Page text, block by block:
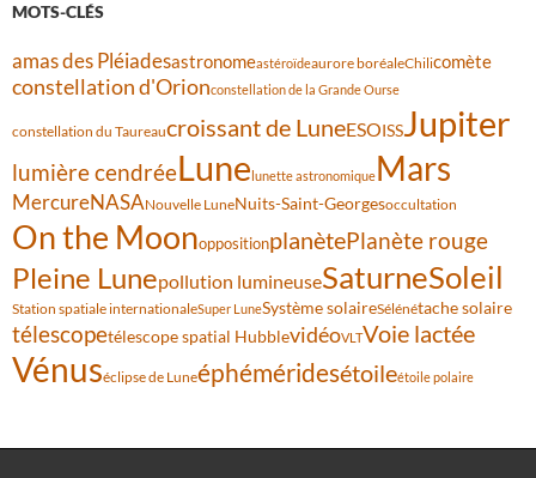
MOTS-CLÉS
amas des Pléiadesastronomeastéroïdeaurore boréaleChilicomète
constellation d'Orionconstellation de la Grande Ourse
constellation du Taureaucroissant de LuneESOISSJupiter
lumière cendréeLune lunette astronomiqueMars
MercureNASANouvelle LuneNuits-Saint-Georgesoccultation
On the MoonoppositionplanètePlanète rouge
Pleine Lunepollution lumineuseSaturneSoleil
Station spatiale internationaleSuper LuneSystème solaireSélénétache solaire
télescopetélescope spatial HubblevidéoVLTVoie lactée
Vénuséclipse de Luneéphéméridesétoileétoile polaire